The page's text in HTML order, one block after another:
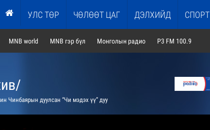
УЛС ТӨР ЧӨЛӨӨТ ЦАГ ДЭЛХИЙД СПОРТ
MNB world MNB гэр бүл Монголын радио P3 FM 100.9
Чинбаярын дуулсан “Чи мэдэх үү” дуу